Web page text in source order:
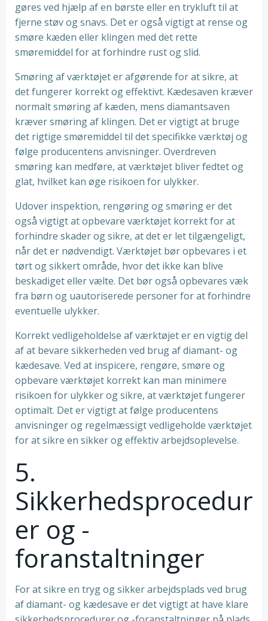
gøres ved hjælp af en børste eller en trykluft til at
fjerne støv og snavs. Det er også vigtigt at rense og
smøre kæden eller klingen med det rette
smøremiddel for at forhindre rust og slid.
Smøring af værktøjet er afgørende for at sikre, at
det fungerer korrekt og effektivt. Kædesaven kræver
normalt smøring af kæden, mens diamantsaven
kræver smøring af klingen. Det er vigtigt at bruge
det rigtige smøremiddel til det specifikke værktøj og
følge producentens anvisninger. Overdreven
smøring kan medføre, at værktøjet bliver fedtet og
glat, hvilket kan øge risikoen for ulykker.
Udover inspektion, rengøring og smøring er det
også vigtigt at opbevare værktøjet korrekt for at
forhindre skader og sikre, at det er let tilgængeligt,
når det er nødvendigt. Værktøjet bør opbevares i et
tørt og sikkert område, hvor det ikke kan blive
beskadiget eller vælte. Det bør også opbevares væk
fra børn og uautoriserede personer for at forhindre
eventuelle ulykker.
Korrekt vedligeholdelse af værktøjet er en vigtig del
af at bevare sikkerheden ved brug af diamant- og
kædesave. Ved at inspicere, rengøre, smøre og
opbevare værktøjet korrekt kan man minimere
risikoen for ulykker og sikre, at værktøjet fungerer
optimalt. Det er vigtigt at følge producentens
anvisninger og regelmæssigt vedligeholde værktøjet
for at sikre en sikker og effektiv arbejdsoplevelse.
5.
Sikkerhedsprocedur
er og -
foranstaltninger
For at sikre en tryg og sikker arbejdsplads ved brug
af diamant- og kædesave er det vigtigt at have klare